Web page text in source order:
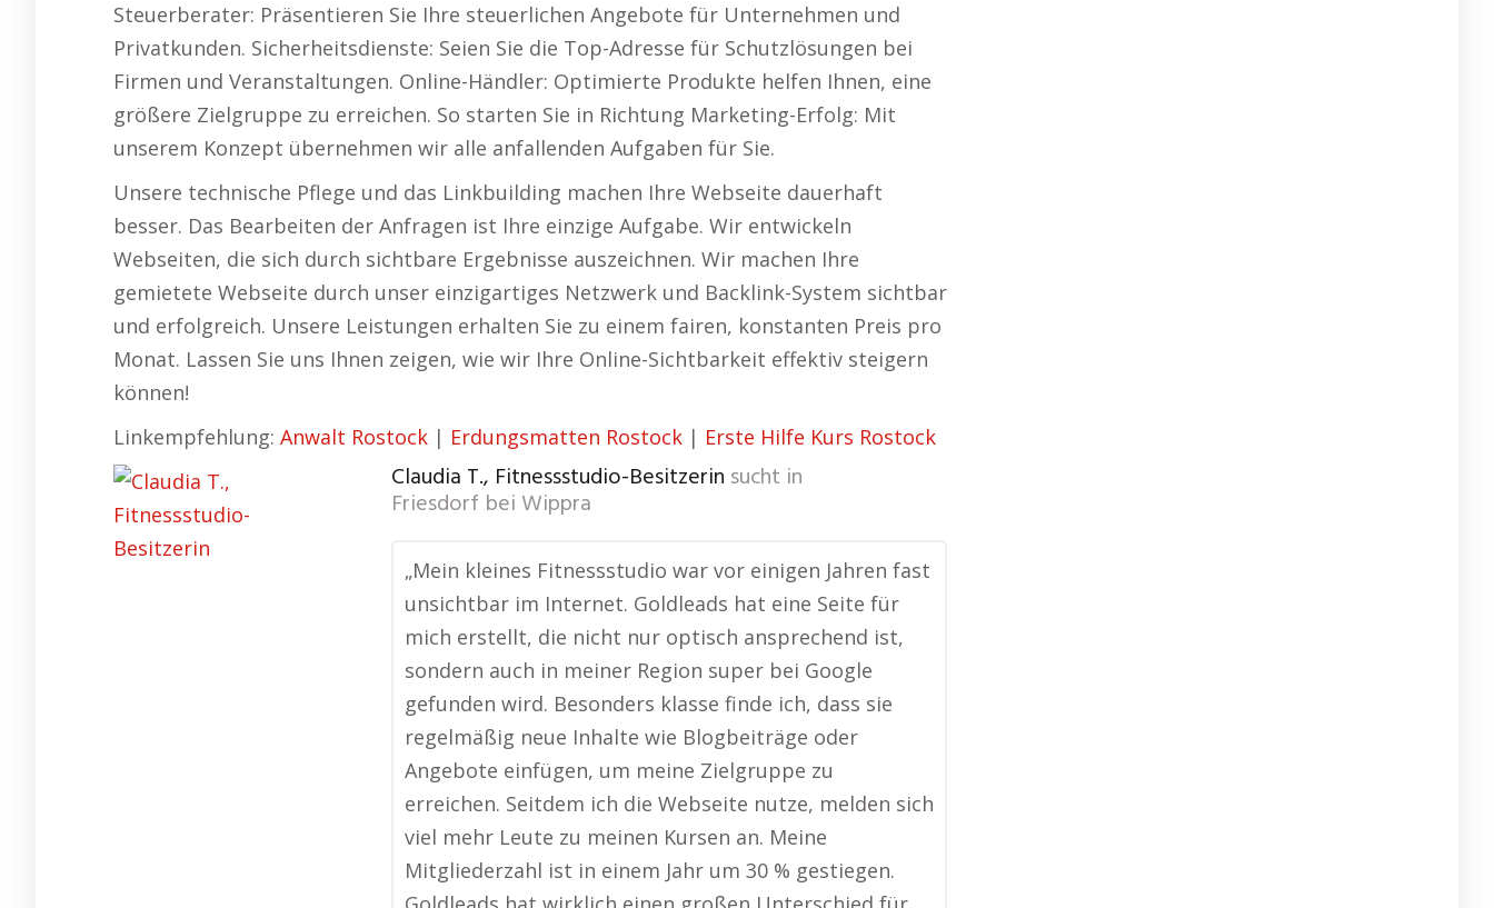
Steuerberater: Präsentieren Sie Ihre steuerlichen Angebote für Unternehmen und
Privatkunden. Sicherheitsdienste: Seien Sie die Top-Adresse für Schutzlösungen bei
Firmen und Veranstaltungen. Online-Händler: Optimierte Produkte helfen Ihnen, eine
größere Zielgruppe zu erreichen. So starten Sie in Richtung Marketing-Erfolg: Mit
unserem Konzept übernehmen wir alle anfallenden Aufgaben für Sie.
Unsere technische Pflege und das Linkbuilding machen Ihre Webseite dauerhaft
besser. Das Bearbeiten der Anfragen ist Ihre einzige Aufgabe. Wir entwickeln
Webseiten, die sich durch sichtbare Ergebnisse auszeichnen. Wir machen Ihre
gemietete Webseite durch unser einzigartiges Netzwerk und Backlink-System sichtbar
und erfolgreich. Unsere Leistungen erhalten Sie zu einem fairen, konstanten Preis pro
Monat. Lassen Sie uns Ihnen zeigen, wie wir Ihre Online-Sichtbarkeit effektiv steigern
können!
Linkempfehlung: Anwalt Rostock | Erdungsmatten Rostock | Erste Hilfe Kurs Rostock
Claudia T., Fitnessstudio-Besitzerin sucht in
Friesdorf bei Wippra
„Mein kleines Fitnessstudio war vor einigen Jahren fast
unsichtbar im Internet. Goldleads hat eine Seite für
mich erstellt, die nicht nur optisch ansprechend ist,
sondern auch in meiner Region super bei Google
gefunden wird. Besonders klasse finde ich, dass sie
regelmäßig neue Inhalte wie Blogbeiträge oder
Angebote einfügen, um meine Zielgruppe zu
erreichen. Seitdem ich die Webseite nutze, melden sich
viel mehr Leute zu meinen Kursen an. Meine
Mitgliederzahl ist in einem Jahr um 30 % gestiegen.